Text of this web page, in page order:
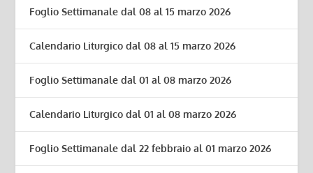
Foglio Settimanale dal 08 al 15 marzo 2026
Calendario Liturgico dal 08 al 15 marzo 2026
Foglio Settimanale dal 01 al 08 marzo 2026
Calendario Liturgico dal 01 al 08 marzo 2026
Foglio Settimanale dal 22 febbraio al 01 marzo 2026